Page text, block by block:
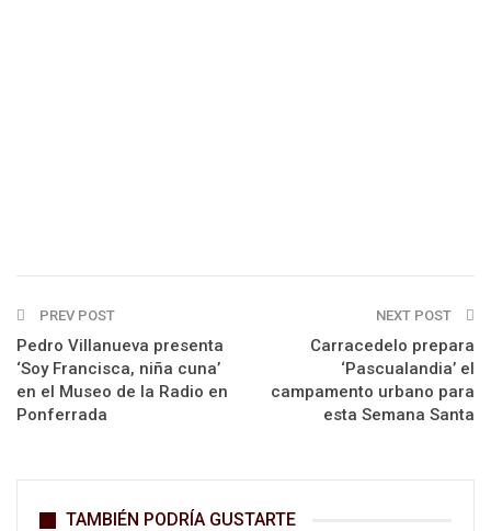
PREV POST
Pedro Villanueva presenta
‘Soy Francisca, niña cuna’
en el Museo de la Radio en
Ponferrada
NEXT POST
Carracedelo prepara
‘Pascualandia’ el
campamento urbano para
esta Semana Santa
TAMBIÉN PODRÍA GUSTARTE